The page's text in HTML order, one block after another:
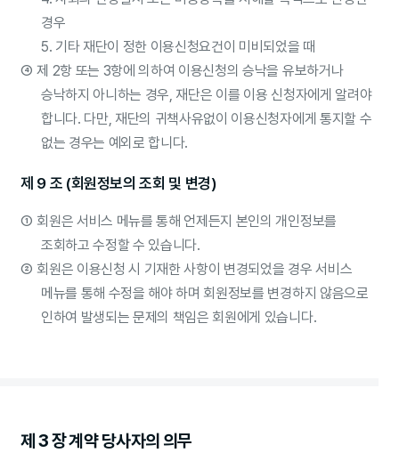
경우
5. 기타 재단이 정한 이용신청요건이 미비되었을 때
④ 제 2항 또는 3항에 의하여 이용신청의 승낙을 유보하거나
승낙하지 아니하는 경우, 재단은 이를 이용 신청자에게 알려야
합니다. 다만, 재단의 귀책사유없이 이용신청자에게 통지할 수
없는 경우는 예외로 합니다.
제 9 조 (회원정보의 조회 및 변경)
① 회원은 서비스 메뉴를 통해 언제든지 본인의 개인정보를
조회하고 수정할 수 있습니다.
② 회원은 이용신청 시 기재한 사항이 변경되었을 경우 서비스
메뉴를 통해 수정을 해야 하며 회원정보를 변경하지 않음으로
인하여 발생되는 문제의 책임은 회원에게 있습니다.
제 3 장 계약 당사자의 의무